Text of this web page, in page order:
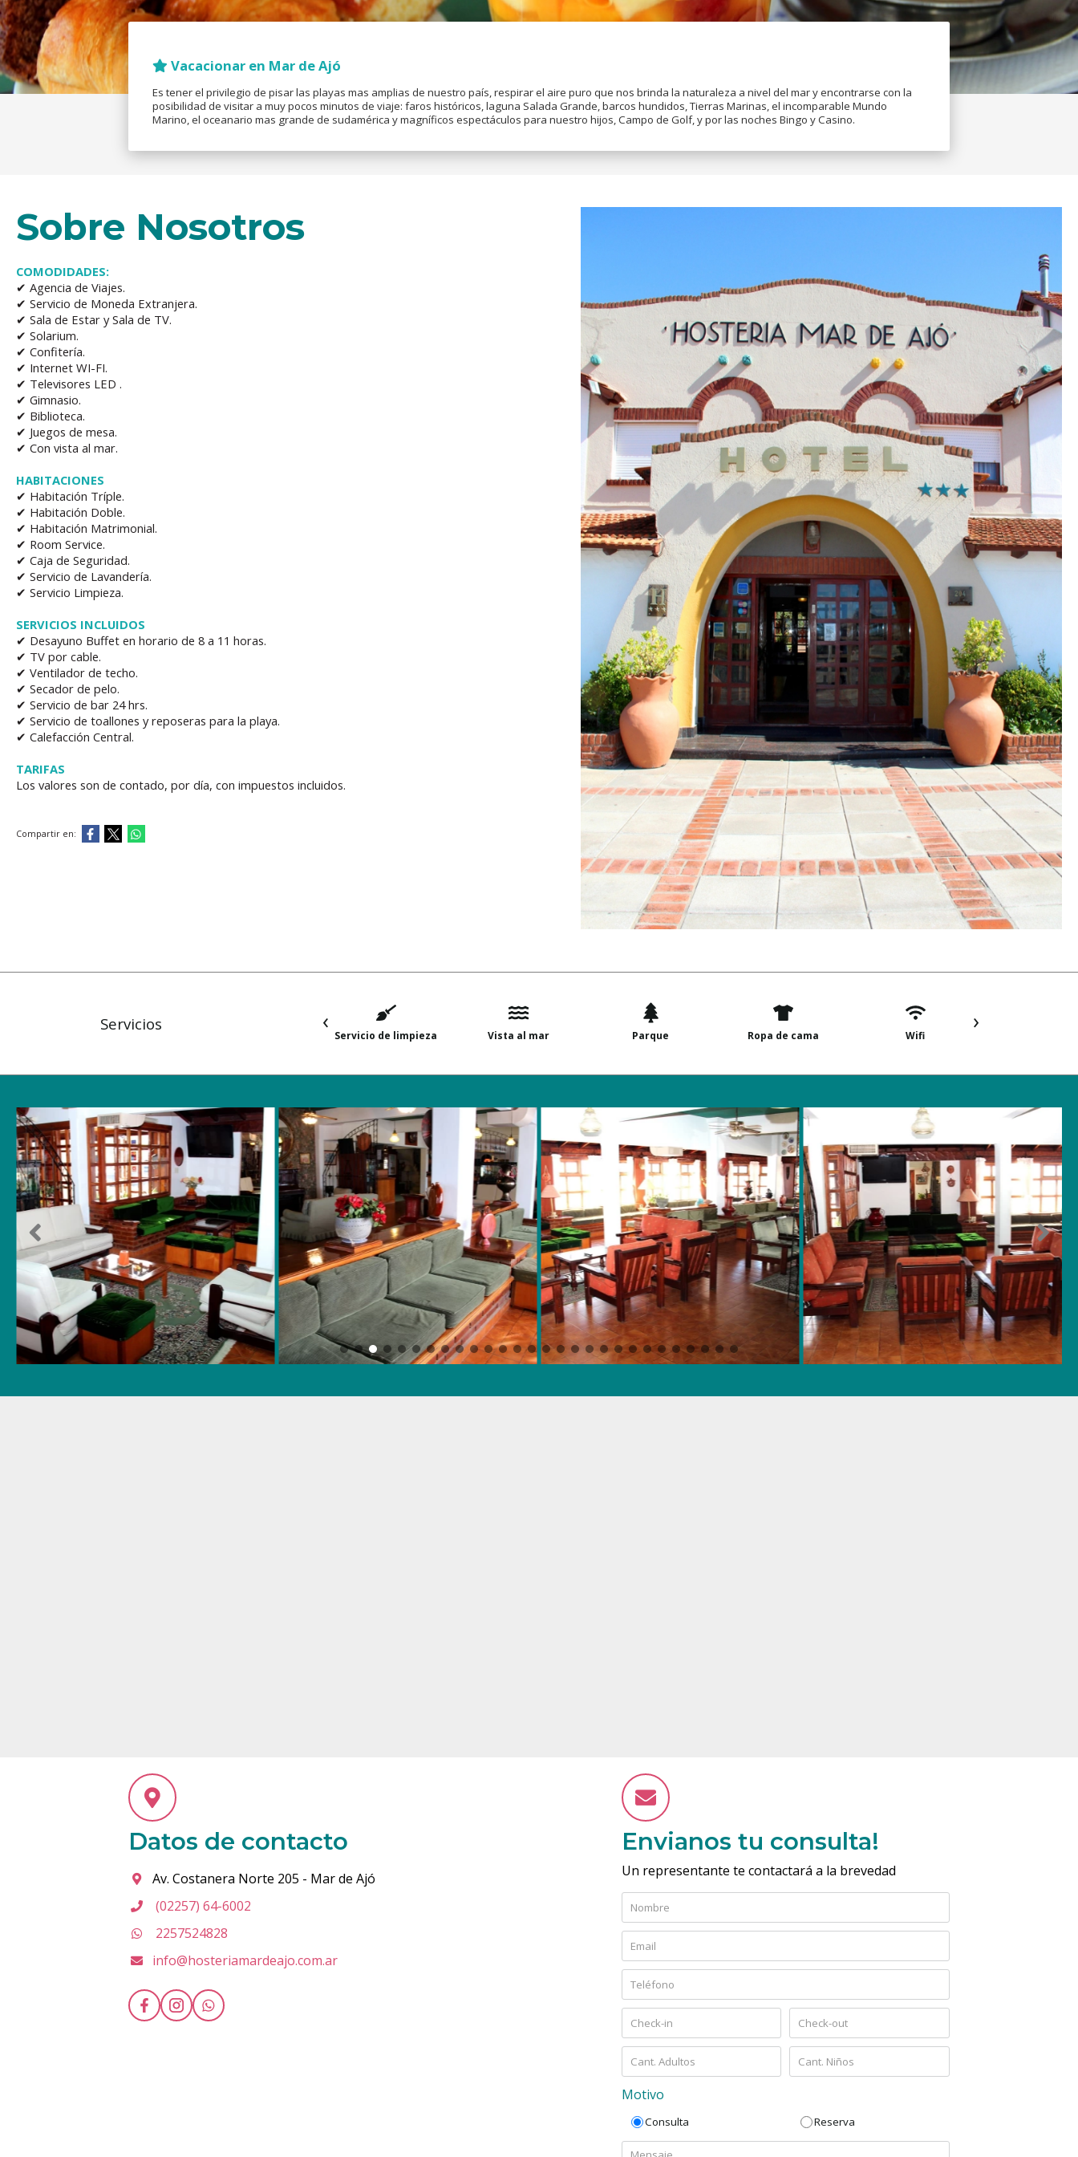
Vacacionar en Mar de Ajó
Es tener el privilegio de pisar las playas mas amplias de nuestro país, respirar el aire puro que nos brinda la naturaleza a nivel del mar y encontrarse con la
posibilidad de visitar a muy pocos minutos de viaje: faros históricos, laguna Salada Grande, barcos hundidos, Tierras Marinas, el incomparable Mundo
Marino, el oceanario mas grande de sudamérica y magníficos espectáculos para nuestro hijos, Campo de Golf, y por las noches Bingo y Casino.
Sobre Nosotros
COMODIDADES:
✔ Agencia de Viajes.
✔ Servicio de Moneda Extranjera.
✔ Sala de Estar y Sala de TV.
✔ Solarium.
✔ Confitería.
✔ Internet WI-FI.
✔ Televisores LED .
✔ Gimnasio.
✔ Biblioteca.
✔ Juegos de mesa.
✔ Con vista al mar.
HABITACIONES
✔ Habitación Tríple.
✔ Habitación Doble.
✔ Habitación Matrimonial.
✔ Room Service.
✔ Caja de Seguridad.
✔ Servicio de Lavandería.
✔ Servicio Limpieza.
SERVICIOS INCLUIDOS
✔ Desayuno Buffet en horario de 8 a 11 horas.
✔ TV por cable.
✔ Ventilador de techo.
✔ Secador de pelo.
✔ Servicio de bar 24 hrs.
✔ Servicio de toallones y reposeras para la playa.
✔ Calefacción Central.
TARIFAS
Los valores son de contado, por día, con impuestos incluidos.
Compartir en:
Servicios
Servicio de limpieza Vista al mar Parque Ropa de cama Wifi
‹ ›
Datos de contacto
Av. Costanera Norte 205 - Mar de Ajó
(02257) 64-6002
2257524828
info@hosteriamardeajo.com.ar
Envianos tu consulta!
Un representante te contactará a la brevedad
Motivo
Consulta Reserva